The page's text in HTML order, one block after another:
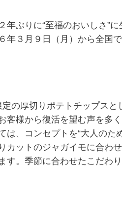
ぶりに“至福のおいしさ”
年３月９日（月）から全国
の厚切りポテトチップスと
客様から復活を望む声を多
、コンセプトを“大人のた
カットのジャガイモに合わ
す。季節に合わせたこだわ